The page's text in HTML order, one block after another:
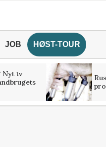
JOB HØST-TOUR
Nyt tv-